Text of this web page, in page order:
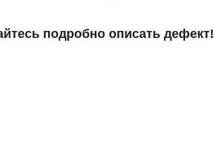
подробно описать дефект!